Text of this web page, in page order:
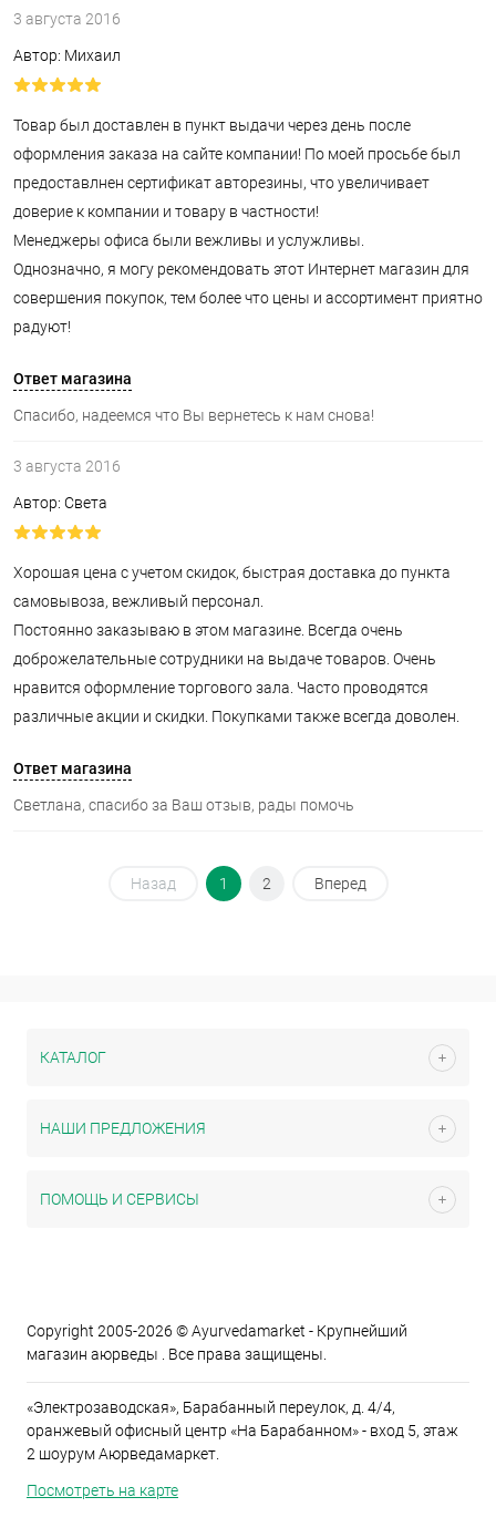
3 августа 2016
Автор: Михаил
Товар был доставлен в пункт выдачи через день после
оформления заказа на сайте компании! По моей просьбе был
предоставлнен сертификат авторезины, что увеличивает
доверие к компании и товару в частности!
Менеджеры офиса были вежливы и услужливы.
Однозначно, я могу рекомендовать этот Интернет магазин для
совершения покупок, тем более что цены и ассортимент приятно
радуют!
Ответ магазина
Спасибо, надеемся что Вы вернетесь к нам снова!
3 августа 2016
Автор: Света
Хорошая цена с учетом скидок, быстрая доставка до пункта
самовывоза, вежливый персонал.
Постоянно заказываю в этом магазине. Всегда очень
доброжелательные сотрудники на выдаче товаров. Очень
нравится оформление торгового зала. Часто проводятся
различные акции и скидки. Покупками также всегда доволен.
Ответ магазина
Светлана, спасибо за Ваш отзыв, рады помочь
Назад 1 2 Вперед
КАТАЛОГ
НАШИ ПРЕДЛОЖЕНИЯ
ПОМОЩЬ И СЕРВИСЫ
Copyright 2005-2026 © Ayurvedamarket - Крупнейший
магазин аюрведы . Все права защищены.
«Электрозаводская», Барабанный переулок, д. 4/4,
оранжевый офисный центр «На Барабанном» - вход 5, этаж
2 шоурум Аюрведамаркет.
Посмотреть на карте